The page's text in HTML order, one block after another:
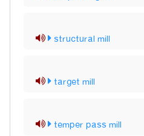
structural mill
target mill
temper pass mill